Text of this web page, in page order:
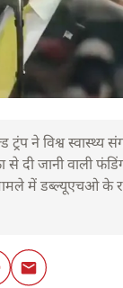
ट्रंप ने विश्व स्वास्थ्य
दी जानी वाली
में डब्ल्यूएचओ के